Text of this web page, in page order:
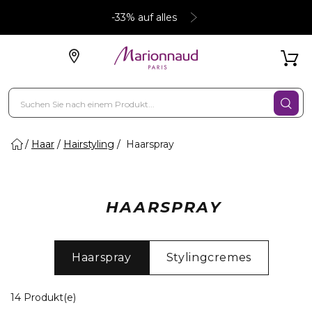
-33% auf alles
Haar Hairstyling Haarspray
HAARSPRAY
Haarspray Stylingcremes
14 Produkt(e)